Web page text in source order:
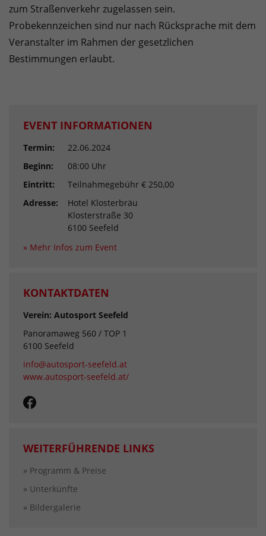
zum Straßenverkehr zugelassen sein.
Probekennzeichen sind nur nach Rücksprache mit dem
Veranstalter im Rahmen der gesetzlichen
Bestimmungen erlaubt.
EVENT INFORMATIONEN
Termin:
22.06.2024
Beginn:
08:00 Uhr
Eintritt:
Teilnahmegebühr € 250,00
Adresse:
Hotel Klosterbräu
Klosterstraße 30
6100 Seefeld
» Mehr Infos zum Event
KONTAKTDATEN
Verein: Autosport Seefeld
Panoramaweg 560 / TOP 1
6100 Seefeld
info@autosport-seefeld.at
www.autosport-seefeld.at/
WEITERFÜHRENDE LINKS
» Programm & Preise
» Unterkünfte
» Bildergalerie